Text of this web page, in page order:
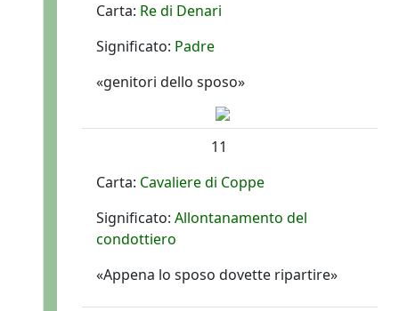
Carta: Re di Denari
Significato: Padre
«genitori dello sposo»
11
Carta: Cavaliere di Coppe
Significato: Allontanamento del
condottiero
«Appena lo sposo dovette ripartire»